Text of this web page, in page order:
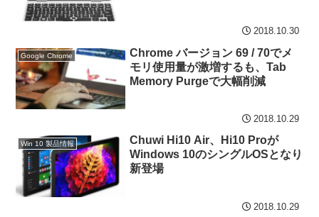
2018.10.30
Google Chrome
Chrome バージョン 69 / 70でメ
モリ使用量が激増するも、Tab
Memory Purgeで大幅削減
2018.10.29
Win 10 製品情報
Chuwi Hi10 Air、Hi10 Proが
Windows 10のシングルOSとなり
新登場
2018.10.29